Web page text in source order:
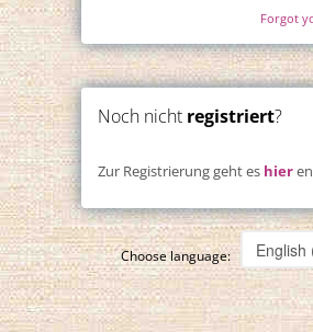
Forgot
Noch nicht registriert?
Zur Registrierung geht es hier
Choose language: English